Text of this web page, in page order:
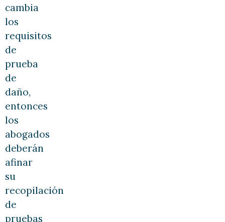
cambia
los
requisitos
de
prueba
de
daño,
entonces
los
abogados
deberán
afinar
su
recopilación
de
pruebas